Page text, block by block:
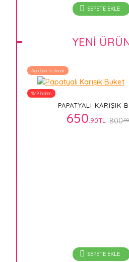
SEPETE EKLE
YENI
Aynı Gün Teslimat
%19 İndirim
PAPATYALI KARIŞIK
650 .90TL 800
SEPETE EKLE